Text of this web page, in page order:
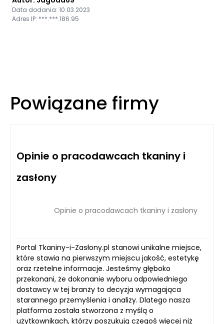
Data dodania: 10.03.2023
Adres IP: ***.***.186.95
Powiązane firmy
Opinie o pracodawcach tkaniny i
zasłony
Opinie o pracodawcach tkaniny i zasłony
Portal Tkaniny-i-Zasłony.pl stanowi unikalne miejsce,
które stawia na pierwszym miejscu jakość, estetykę
oraz rzetelne informacje. Jesteśmy głęboko
przekonani, że dokonanie wyboru odpowiedniego
dostawcy w tej branży to decyzja wymagająca
starannego przemyślenia i analizy. Dlatego nasza
platforma została stworzona z myślą o
użytkownikach, którzy poszukują czegoś więcej niż